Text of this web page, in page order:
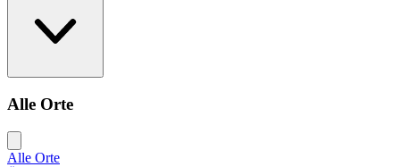
Alle Orte
Alle Orte